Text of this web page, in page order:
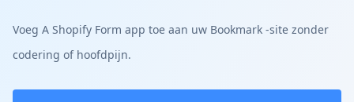
Voeg A Shopify Form app toe aan uw Bookmark -site zonder
codering of hoofdpijn.